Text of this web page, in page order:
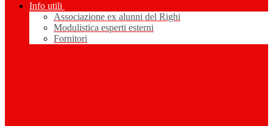
Info utili
Associazione ex alunni del Righi
Modulistica esperti esterni
Fornitori